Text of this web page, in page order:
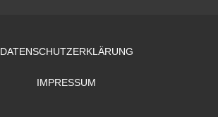
DATENSCHUTZERKLÄRUNG
IMPRESSUM